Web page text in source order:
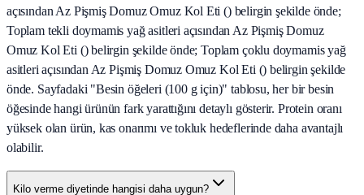
açısından Az Pişmiş Domuz Omuz Kol Eti () belirgin şekilde önde;
Toplam tekli doymamis yağ asitleri açısından Az Pişmiş Domuz
Omuz Kol Eti () belirgin şekilde önde; Toplam çoklu doymamis yağ
asitleri açısından Az Pişmiş Domuz Omuz Kol Eti () belirgin şekilde
önde. Sayfadaki "Besin öğeleri (100 g için)" tablosu, her bir besin
öğesinde hangi ürünün fark yarattığını detaylı gösterir. Protein oranı
yüksek olan ürün, kas onarımı ve tokluk hedeflerinde daha avantajlı
olabilir.
Kilo verme diyetinde hangisi daha uygun?